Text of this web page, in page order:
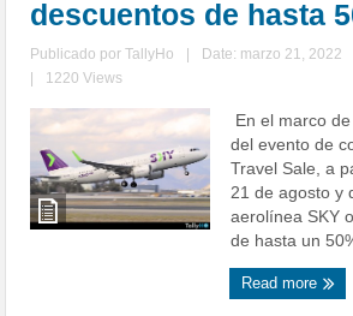
descuentos de hasta
Publicado porTallyHo Date: marzo 21, 2022
1220 Views
En el marco
del evento de
Travel Sale, a
21 de agosto y
aerolínea SKY
de hasta un
Read more